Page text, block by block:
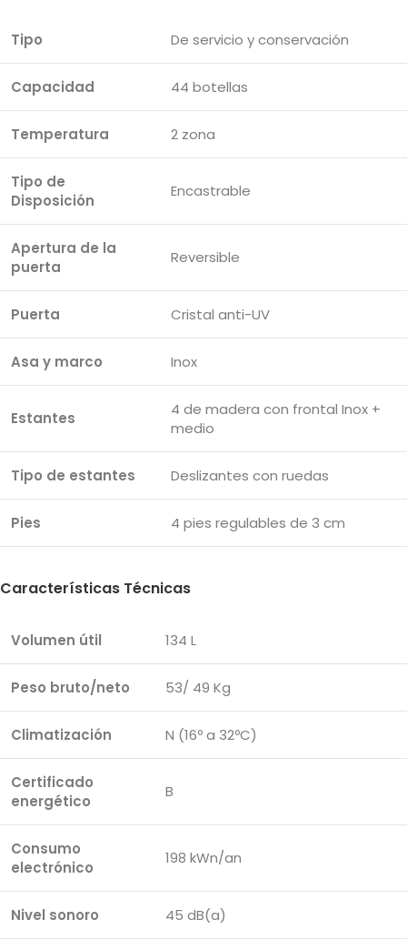
Tipo De servicio y conservación
Capacidad 44 botellas
Temperatura 2 zona
Tipo de
Disposición
Encastrable
Apertura de la
puerta
Reversible
Puerta Cristal anti-UV
Asa y marco Inox
Estantes
4 de madera con frontal Inox +
medio
Tipo de estantes Deslizantes con ruedas
Pies 4 pies regulables de 3 cm
Características Técnicas
Volumen útil 134 L
Peso bruto/neto 53/ 49 Kg
Climatización N (16º a 32ºC)
Certificado
energético
B
Consumo
electrónico
198 kWn/an
Nivel sonoro 45 dB(a)